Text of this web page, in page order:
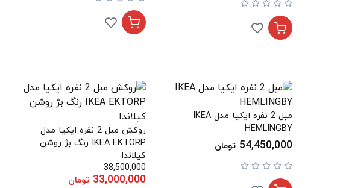
مبل 2 نفره ایکیا مدل IKEA
HEMLINGBY
54,450,000 تومان
روکش مبل 2 نفره ایکیا مدل
IKEA EKTORP رنگ بژ روشن
کیلاندا
38,500,000
33,000,000 تومان